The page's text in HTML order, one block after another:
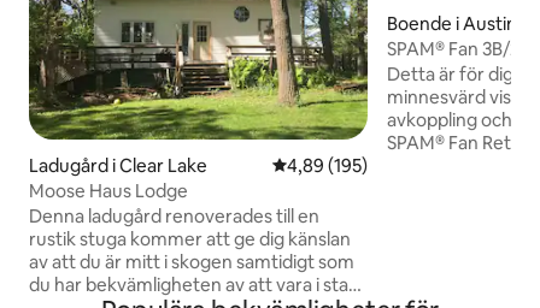
Ladugård i Clear Lake 4,89 av 5 i genomsnittligt
4,89 (195)
Moose Haus Lodge
Denna ladugård renoverades till en
rustik stuga kommer att ge dig känslan
av att du är mitt i skogen samtidigt som
du har bekvämligheten av att vara i stan.
Boende i Austin
SPAM® Fan 3B/
Uteplats + Gym
Detta är för dig
minnesvärd
avkoppling och
SPAM® Fan
med enkel